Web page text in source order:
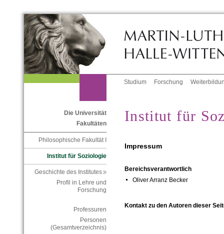
Studium Forschung
Die Universität
Fakultäten
Philosophische Fakultät I
Institut für Soziologie
Geschichte des Institutes
Profil in Lehre und
Forschung
Professuren
Personen
(Gesamtverzeichnis)
Institut für
Impressum
Bereichsverantwortlich
Oliver Arranz Becker
Kontakt zu den Autoren dieser